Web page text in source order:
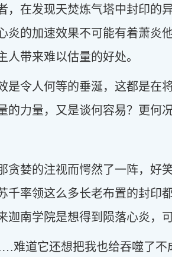
，在发现天焚炼气塔中封印的
炎的加速效果不可能有着萧炎
带来难以估量的好处。
是令人何等的垂涎，这都是在
的力量，又是谈何容易？更
贪婪的注视而愕然了一阵，好
千率领这么多长老布置的封印
迦南学院是想得到陨落心炎
道它还想把我也给吞噬了不